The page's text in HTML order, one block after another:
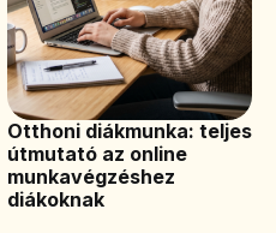
Otthoni diákmunka: teljes
útmutató az online
munkavégzéshez
diákoknak